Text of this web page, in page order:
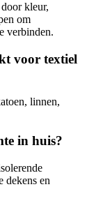
kleur,
om
verbinden.
voor textiel
linnen,
in huis?
dekens en